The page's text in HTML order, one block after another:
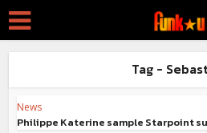
Tag -
News
Philippe Katerine sample Starpoint